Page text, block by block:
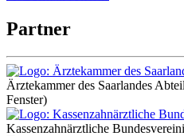
Partner
Ärztekammer des Saarlandes
Fenster)
Kassenzahnärztliche